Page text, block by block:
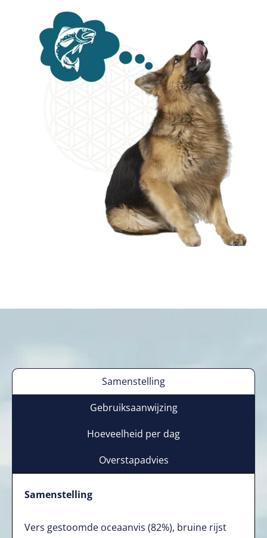
Samenstelling
Gebruiksaanwijzing
Hoeveelheid per dag
Overstapadvies
Samenstelling
Vers gestoomde oceaanvis (82%), bruine rijst